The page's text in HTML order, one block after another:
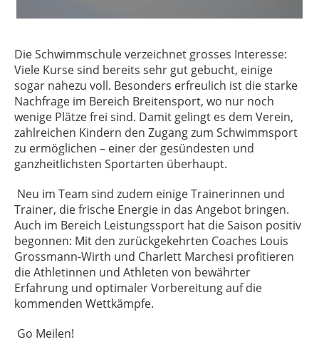
Die Schwimmschule verzeichnet grosses Interesse:
Viele Kurse sind bereits sehr gut gebucht, einige
sogar nahezu voll. Besonders erfreulich ist die starke
Nachfrage im Bereich Breitensport, wo nur noch
wenige Plätze frei sind. Damit gelingt es dem Verein,
zahlreichen Kindern den Zugang zum Schwimmsport
zu ermöglichen – einer der gesündesten und
ganzheitlichsten Sportarten überhaupt.
Neu im Team sind zudem einige Trainerinnen und
Trainer, die frische Energie in das Angebot bringen.
Auch im Bereich Leistungssport hat die Saison positiv
begonnen: Mit den zurückgekehrten Coaches Louis
Grossmann-Wirth und Charlett Marchesi profitieren
die Athletinnen und Athleten von bewährter
Erfahrung und optimaler Vorbereitung auf die
kommenden Wettkämpfe.
Go Meilen!